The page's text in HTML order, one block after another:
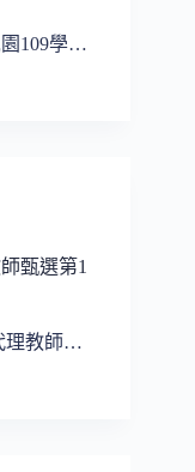
109學…
甄選第1
理教師…